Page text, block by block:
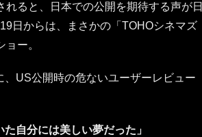
ると、日本での公開を期待する声が日
日からは、まさかの「TOHOシネマズ
ー。
US公開時の危ないユーザーレビュー
自分には美しい夢だった」